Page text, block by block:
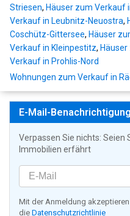
Striesen, Häuser zum Verkauf
Verkauf in Leubnitz-Neuostra,
Coschütz-Gittersee, Häuser
Verkauf in Kleinpestitz,
Verkauf in Prohlis-Nord
Wohnungen zum Verkauf in
E-Mail-
Verpassen Sie nichts: Seien
Immobilien erfährt
Mit der Anmeldung
die Datenschutzrichtlinie